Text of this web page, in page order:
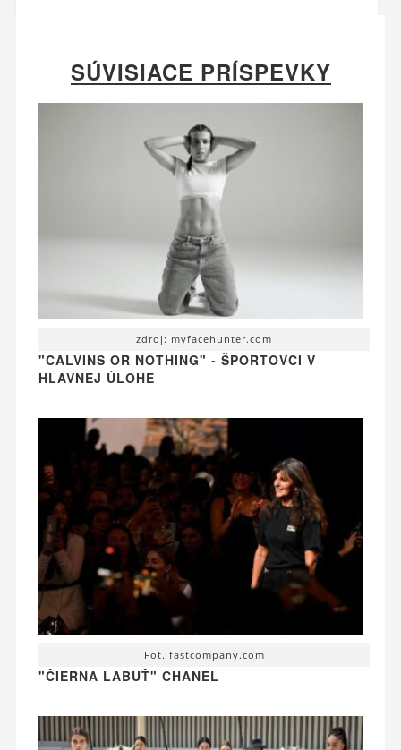
SÚVISIACE PRÍSPEVKY
zdroj: myfacehunter.com
"CALVINS OR NOTHING" - ŠPORTOVCI V
HLAVNEJ ÚLOHE
Fot. fastcompany.com
"ČIERNA LABUŤ" CHANEL